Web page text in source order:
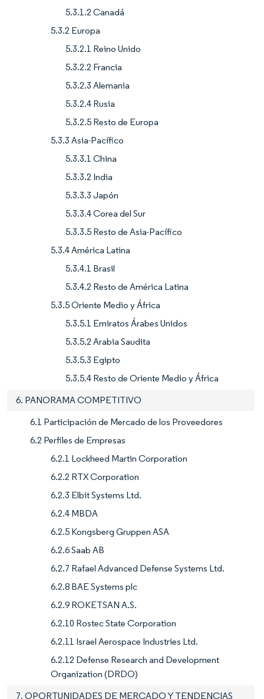
5.3.1.2 Canadá
5.3.2 Europa
5.3.2.1 Reino Unido
5.3.2.2 Francia
5.3.2.3 Alemania
5.3.2.4 Rusia
5.3.2.5 Resto de Europa
5.3.3 Asia-Pacífico
5.3.3.1 China
5.3.3.2 India
5.3.3.3 Japón
5.3.3.4 Corea del Sur
5.3.3.5 Resto de Asia-Pacífico
5.3.4 América Latina
5.3.4.1 Brasil
5.3.4.2 Resto de América Latina
5.3.5 Oriente Medio y África
5.3.5.1 Emiratos Árabes Unidos
5.3.5.2 Arabia Saudita
5.3.5.3 Egipto
5.3.5.4 Resto de Oriente Medio y África
6. PANORAMA COMPETITIVO
6.1 Participación de Mercado de los Proveedores
6.2 Perfiles de Empresas
6.2.1 Lockheed Martin Corporation
6.2.2 RTX Corporation
6.2.3 Elbit Systems Ltd.
6.2.4 MBDA
6.2.5 Kongsberg Gruppen ASA
6.2.6 Saab AB
6.2.7 Rafael Advanced Defense Systems Ltd.
6.2.8 BAE Systems plc
6.2.9 ROKETSAN A.S.
6.2.10 Rostec State Corporation
6.2.11 Israel Aerospace Industries Ltd.
6.2.12 Defense Research and Development
Organization (DRDO)
7. OPORTUNIDADES DE MERCADO Y TENDENCIAS